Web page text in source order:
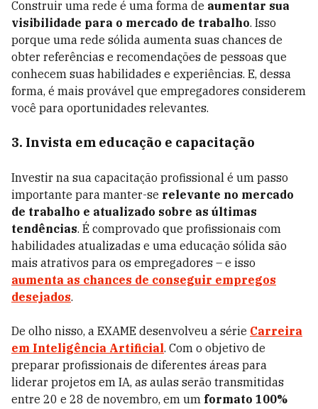
Construir uma rede é uma forma de aumentar sua
visibilidade para o mercado de trabalho. Isso
porque uma rede sólida aumenta suas chances de
obter referências e recomendações de pessoas que
conhecem suas habilidades e experiências. E, dessa
forma, é mais provável que empregadores considerem
você para oportunidades relevantes.
3. Invista em educação e capacitação
Investir na sua capacitação profissional é um passo
importante para manter-se relevante no mercado
de trabalho e atualizado sobre as últimas
tendências. É comprovado que profissionais com
habilidades atualizadas e uma educação sólida são
mais atrativos para os empregadores – e isso
aumenta as chances de conseguir empregos
desejados.
De olho nisso, a EXAME desenvolveu a série Carreira
em Inteligência Artificial. Com o objetivo de
preparar profissionais de diferentes áreas para
liderar projetos em IA, as aulas serão transmitidas
entre 20 e 28 de novembro, em um formato 100%